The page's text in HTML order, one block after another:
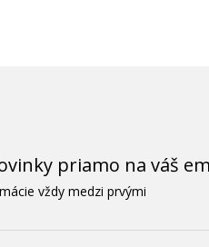
priamo na váš
vždy medzi prvými